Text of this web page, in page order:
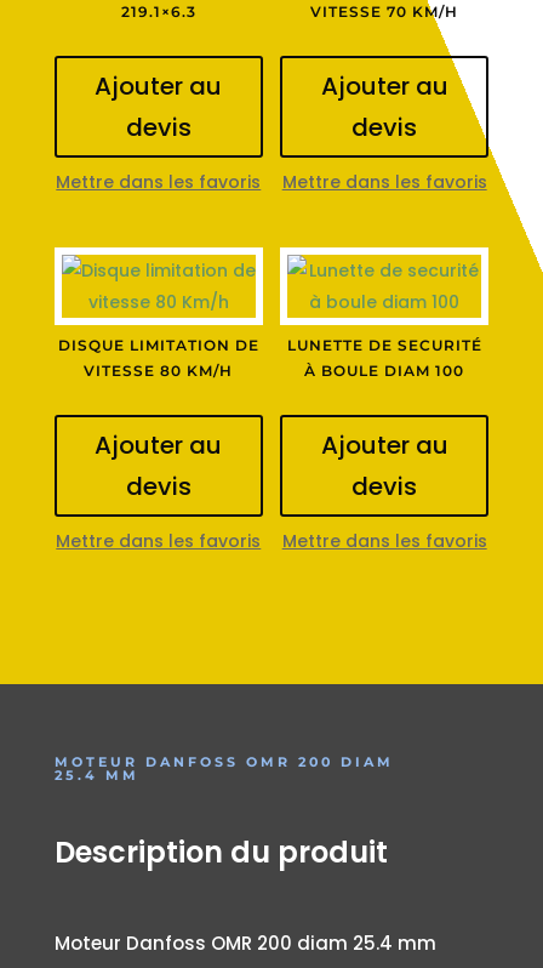
219.1×6.3
Ajouter au
devis
Mettre dans les favoris
VITESSE 70 KM/H
Ajouter au
devis
Mettre dans les favoris
DISQUE LIMITATION DE
VITESSE 80 KM/H
Ajouter au
devis
Mettre dans les favoris
LUNETTE DE SECURITÉ
À BOULE DIAM 100
Ajouter au
devis
Mettre dans les favoris
MOTEUR DANFOSS OMR 200 DIAM
25.4 MM
Description du produit
Moteur Danfoss OMR 200 diam 25.4 mm